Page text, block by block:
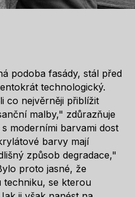
podoba fasády, stál před
technologický.
co nejvěrněji přiblížit
malby," zdůrazňuje
moderními barvami dost
barvy mají
způsob degradace,"
proto jasné, že
se kterou